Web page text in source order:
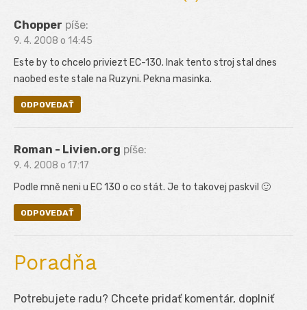
Chopper píše:
9. 4. 2008 o 14:45
Este by to chcelo priviezt EC-130. Inak tento stroj stal dnes
naobed este stale na Ruzyni. Pekna masinka.
ODPOVEDAŤ
Roman - Livien.org píše:
9. 4. 2008 o 17:17
Podle mně neni u EC 130 o co stát. Je to takovej paskvil 🙂
ODPOVEDAŤ
Poradňa
Potrebujete radu? Chcete pridať komentár, doplniť